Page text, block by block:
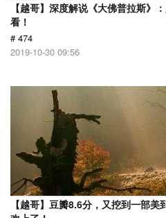
【越哥】深度解说《大佛普拉斯》
看！
# 474
2019-10-30 09:56
【越哥】豆瓣8.6分，又挖到一部